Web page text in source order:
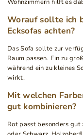
Wohnzimmern hilft es
Worauf sollte ich
Ecksofas achten?
Das Sofa sollte zur
Raum passen. Ein zu
während ein zu kleines
wirkt.
Mit welchen
gut kombinieren?
Rot passt besonders gut